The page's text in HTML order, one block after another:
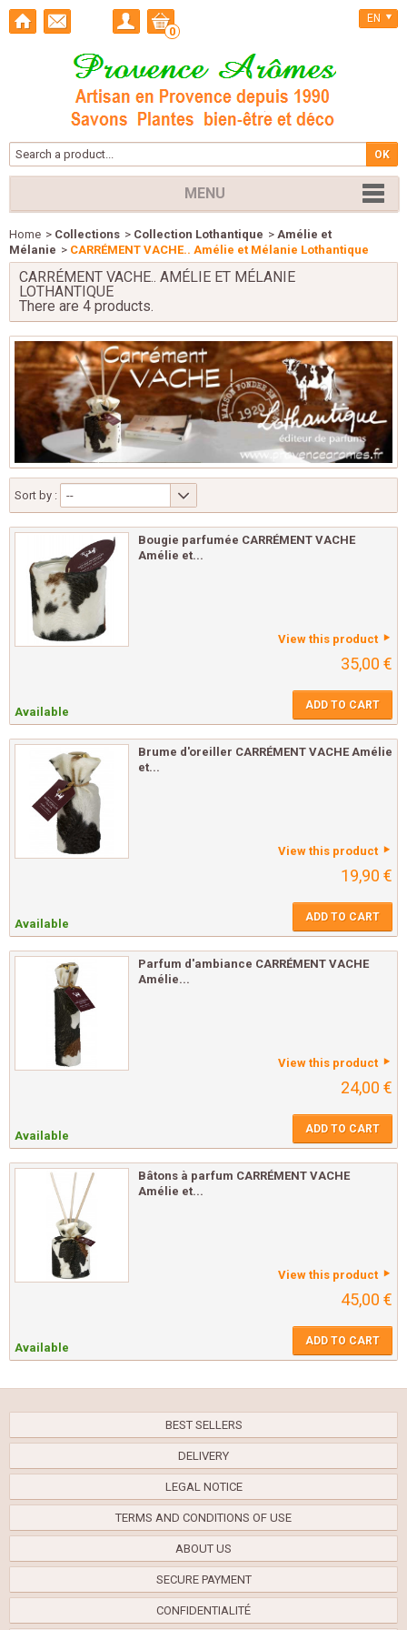
0
EN
MENU
Home > Collections > Collection Lothantique > Amélie et
Mélanie > CARRÉMENT VACHE.. Amélie et Mélanie Lothantique
CARRÉMENT VACHE.. AMÉLIE ET MÉLANIE
LOTHANTIQUE
There are 4 products.
Sort by : --
Bougie parfumée CARRÉMENT VACHE
Amélie et...
View this product
35,00 €
Available ADD TO CART
Brume d'oreiller CARRÉMENT VACHE Amélie
et...
View this product
19,90 €
Available ADD TO CART
Parfum d'ambiance CARRÉMENT VACHE
Amélie...
View this product
24,00 €
Available ADD TO CART
Bâtons à parfum CARRÉMENT VACHE
Amélie et...
View this product
45,00 €
Available ADD TO CART
BEST SELLERS
DELIVERY
LEGAL NOTICE
TERMS AND CONDITIONS OF USE
ABOUT US
SECURE PAYMENT
CONFIDENTIALITÉ